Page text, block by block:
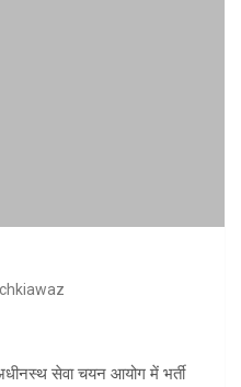
सेवा चयन आयोग में भर्ती